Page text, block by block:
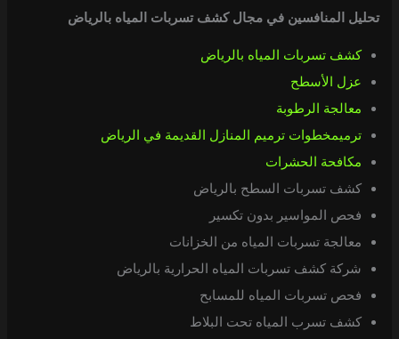
تحليل المنافسين في مجال كشف تسربات المياه بالرياض
كشف تسربات المياه بالرياض
عزل الأسطح
معالجة الرطوبة
ترميمخطوات ترميم المنازل القديمة في الرياض
مكافحة الحشرات
كشف تسربات السطح بالرياض
فحص المواسير بدون تكسير
معالجة تسربات المياه من الخزانات
شركة كشف تسربات المياه الحرارية بالرياض
فحص تسربات المياه للمسابح
كشف تسرب المياه تحت البلاط